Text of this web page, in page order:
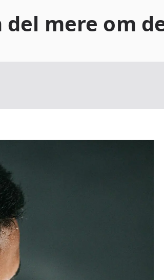
del mere om